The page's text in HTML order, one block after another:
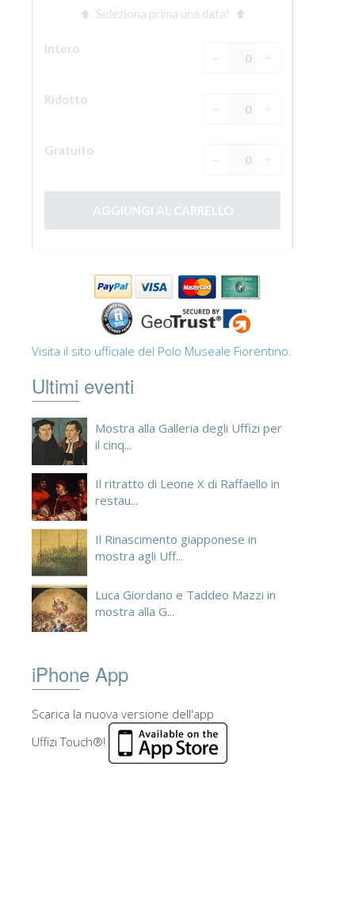
Visita il sito ufficiale del Polo Museale Fiorentino.
Ultimi eventi
Mostra alla Galleria degli Uffizi per
il cinq...
Il ritratto di Leone X di Raffaello in
restau...
Il Rinascimento giapponese in
mostra agli Uff...
Luca Giordano e Taddeo Mazzi in
mostra alla G...
iPhone App
Scarica la nuova versione dell'app
Uffizi Touch®!